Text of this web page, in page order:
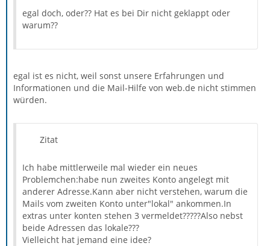
egal doch, oder?? Hat es bei Dir nicht geklappt oder
warum??
egal ist es nicht, weil sonst unsere Erfahrungen und
Informationen und die Mail-Hilfe von web.de nicht stimmen
würden.
Zitat
Ich habe mittlerweile mal wieder ein neues
Problemchen:habe nun zweites Konto angelegt mit
anderer Adresse.Kann aber nicht verstehen, warum die
Mails vom zweiten Konto unter"lokal" ankommen.In
extras unter konten stehen 3 vermeldet?????Also nebst
beide Adressen das lokale???
Vielleicht hat jemand eine idee?